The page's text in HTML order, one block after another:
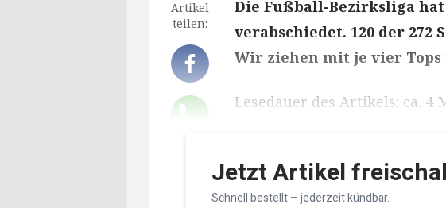
Artikel
teilen:
Die Fußball-Bezirksliga
verabschiedet. 120 der 272
Wir ziehen mit je vier
Lesedauer des Artikels: ca. 4
Jetzt Artikel
Schnell bestellt – jederzeit kündbar.